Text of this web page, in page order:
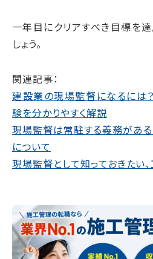
一年目にクリアすべき目標を
しょう。
関連記事：
建設業の現場監督になるには
験を分かりやすく解説
現場監督は常駐する義務があ
について
現場監督として知っておきたい